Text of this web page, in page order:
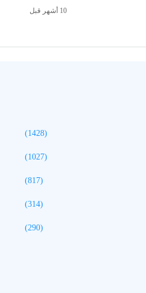
(1428)
(1027)
(817)
(314)
(290)